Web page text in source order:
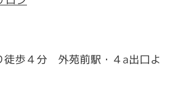
歩４分 外苑前駅・４a出口よ